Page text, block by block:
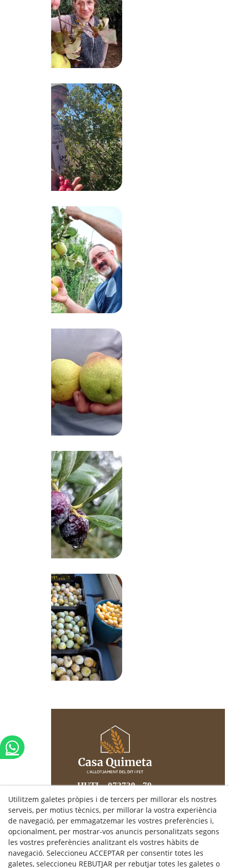
HUTL - 072720 - 79
CASA QUIMETA
C/ Santa Maria, 18
25300 TÀRREGA (Lleida)
679 43 29 19
info@casaquimeta.com
Utilitzem galetes pròpies i de tercers per millorar els nostres
serveis, per motius tècnics, per millorar la vostra experiència
de navegació, per emmagatzemar les vostres preferències i,
opcionalment, per mostrar-vos anuncis personalitzats segons
les vostres preferències analitzant els vostres hàbits de
navegació. Seleccioneu ACCEPTAR per consentir totes les
galetes, seleccioneu REBUTJAR per rebutjar totes les galetes o